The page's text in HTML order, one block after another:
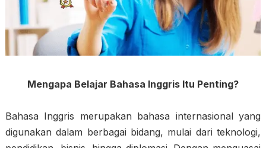
Mengapa Belajar Bahasa Inggris Itu Penting?
Bahasa Inggris merupakan bahasa internasional yang
digunakan dalam berbagai bidang, mulai dari teknologi,